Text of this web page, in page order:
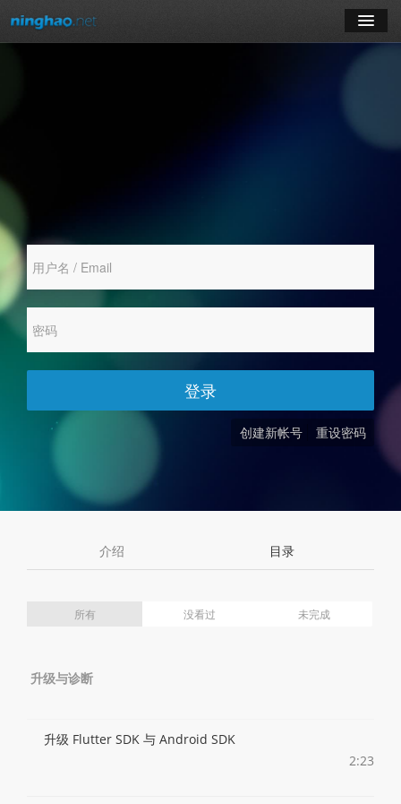
创建新帐号 重设密码
登录
介绍 目录
所有 没看过 未完成
升级与诊断
升级 Flutter SDK 与 Android SDK
2:23